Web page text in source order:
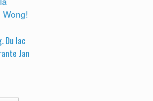
Du lac
Jan